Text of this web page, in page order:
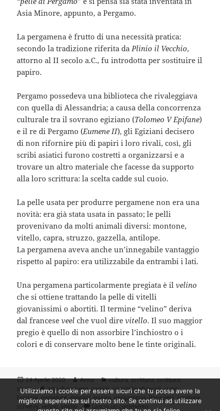
Asia Minore, appunto, a Pergamo.
La pergamena è frutto di una necessità pratica:
secondo la tradizione riferita daPlinio il Vecchio,
attorno al II secolo a.C., fu introdotta per sostituire il
papiro.
Pergamo possedeva una biblioteca che rivaleggiava
con quella di Alessandria; a causa della concorrenza
culturale tra il sovrano egiziano (Tolomeo V Epifane)
e il re di Pergamo (Eumene II), gli Egiziani decisero
di non rifornire più di papiri i loro rivali, così, gli
scribi asiatici furono costretti a organizzarsi e a
trovare un altro materiale che facesse da supporto
alla loro scrittura: la scelta cadde sul cuoio.
La pelle usata per produrre pergamene non era una
novità: era già stata usata in passato; le pelli
provenivano da molti animali diversi: montone,
vitello, capra, struzzo, gazzella, antilope.
La pergamena aveva anche un’innegabile vantaggio
rispetto al papiro: era utilizzabile da entrambi i lati.
Una pergamena particolarmente pregiata è ilvelino
che si ottiene trattando la pelle di vitelli
giovanissimi o abortiti. Il termine “velino” deriva
dal franceseveel che vuol direvitello. Il suo maggior
pregio è quello di non assorbire l’inchiostro o i
colori e di conservare molto bene le tinte originali.
Scritto
il
24 Aprile 2020 Autore
Anna Categorie
cultura,scrittura,scrittura:
storia
Tag
arte di scrivere,copisti,copisti medioevali,cuoio,
Egiziani miniature,monaci,papiro, pergamena ,Pergamo, scrittura ,
scrivere, velino, vitello Lascia un commentosu Storia della scrittura:
Utilizziamo i cookie per essere sicuri che tu possa avere la
migliore esperienza sul nostro sito. Se continui ad utilizzare